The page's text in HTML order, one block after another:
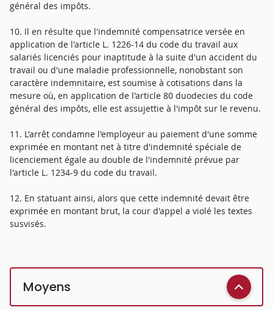
général des impôts.
10. Il en résulte que l'indemnité compensatrice versée en
application de l'article L. 1226-14 du code du travail aux
salariés licenciés pour inaptitude à la suite d'un accident du
travail ou d'une maladie professionnelle, nonobstant son
caractère indemnitaire, est soumise à cotisations dans la
mesure où, en application de l'article 80 duodecies du code
général des impôts, elle est assujettie à l'impôt sur le revenu.
11. L'arrêt condamne l'employeur au paiement d'une somme
exprimée en montant net à titre d'indemnité spéciale de
licenciement égale au double de l'indemnité prévue par
l'article L. 1234-9 du code du travail.
12. En statuant ainsi, alors que cette indemnité devait être
exprimée en montant brut, la cour d'appel a violé les textes
susvisés.
Moyens